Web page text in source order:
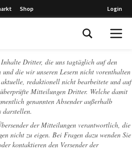
Shop Login
Dritter, die uns tagtäglich auf den
und die wir unseren Lesern nicht vorenthalten
redaktionell nicht bearbeitete und auf
Mitteilungen Dritter. Welche damit
genannten Absender außerhalb
darstellen.
der Mitteilungen verantwortlich, die
nicht zu eigen. Bei Fragen dazu wenden Sie
kontaktieren den Versender der